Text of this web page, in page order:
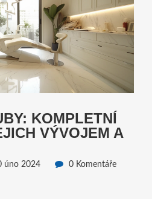
KOMPLETNÍ
VÝVOJEM A
úno 2024
0 Komentáře